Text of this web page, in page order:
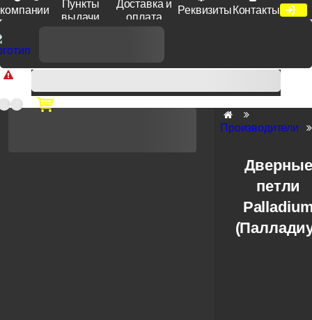
компании
Пункты
выдачи
Доставка и
оплата
Реквизиты Контакты
Доп. скидка от цен на сайте 7% при заказе от 50 тыс. руб
продукции Venezia, Fratelli, Tupai, Extreza, Melodia, Forme при
оплате по счету.
Производители
Дверные
петли